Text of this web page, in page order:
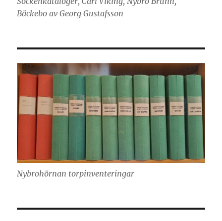
Bäckebo av Georg Gustafsson
Nybrohörnan torpinventeringar